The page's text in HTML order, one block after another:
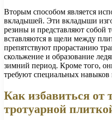
Вторым способом является
вкладышей. Эти вкладыши
резины и представляют собой
вставляются в щели между
препятствуют прорастанию
скольжение и образование
зимний период. Кроме того,
требуют специальных
Как избавиться от
тротуарной